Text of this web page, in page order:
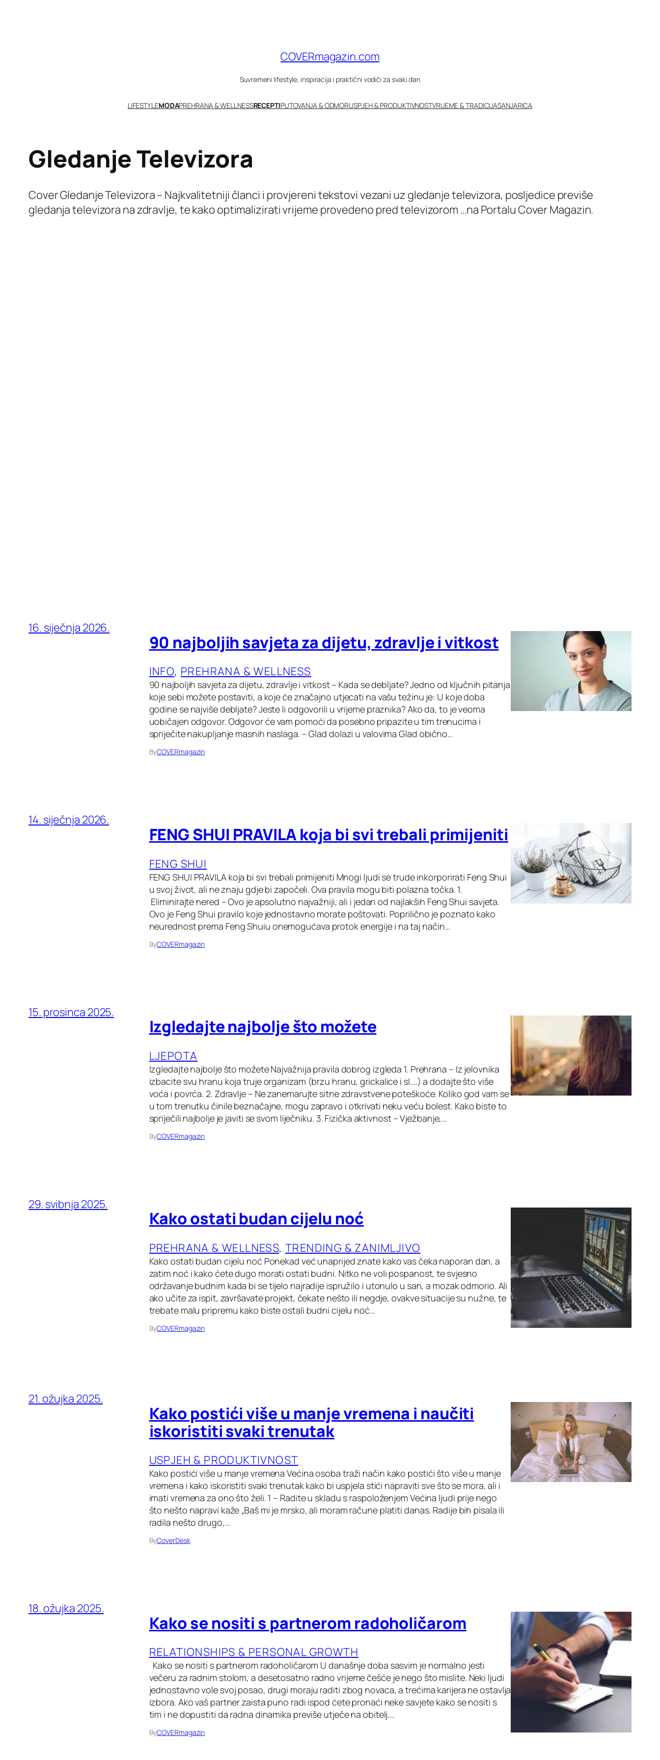
COVERmagazin.com
Suvremeni lifestyle, inspiracija i praktični vodiči za svaki dan
LIFESTYLEMODAPREHRANA & WELLNESSRECEPTIPUTOVANJA & ODMORUSPJEH & PRODUKTIVNOSTVRIJEME & TRADICIJASANJARICA
Gledanje Televizora
Cover Gledanje Televizora – Najkvalitetniji članci i provjereni tekstovi vezani uz gledanje televizora, posljedice previše
gledanja televizora na zdravlje, te kako optimalizirati vrijeme provedeno pred televizorom …na Portalu Cover Magazin.
16. siječnja 2026.
90 najboljih savjeta za dijetu, zdravlje i vitkost
INFO, PREHRANA & WELLNESS
90 najboljih savjeta za dijetu, zdravlje i vitkost – Kada se debljate? Jedno od ključnih pitanja
koje sebi možete postaviti, a koje će značajno utjecati na vašu težinu je: U koje doba
godine se najviše debljate? Jeste li odgovorili u vrijeme praznika? Ako da, to je veoma
uobičajen odgovor. Odgovor će vam pomoći da posebno pripazite u tim trenucima i
spriječite nakupljanje masnih naslaga. – Glad dolazi u valovima Glad obično…
ByCOVERmagazin
14. siječnja 2026.
FENG SHUI PRAVILA koja bi svi trebali primijeniti
FENG SHUI
FENG SHUI PRAVILA koja bi svi trebali primijeniti Mnogi ljudi se trude inkorporirati Feng Shui
u svoj život, ali ne znaju gdje bi započeli. Ova pravila mogu biti polazna točka. 1.
Eliminirajte nered – Ovo je apsolutno najvažniji, ali i jedan od najlakših Feng Shui savjeta.
Ovo je Feng Shui pravilo koje jednostavno morate poštovati. Poprilično je poznato kako
neurednost prema Feng Shuiu onemogućava protok energije i na taj način…
ByCOVERmagazin
15. prosinca 2025.
Izgledajte najbolje što možete
LJEPOTA
Izgledajte najbolje što možete Najvažnija pravila dobrog izgleda 1. Prehrana – Iz jelovnika
izbacite svu hranu koja truje organizam (brzu hranu, grickalice i sl.…) a dodajte što više
voća i povrća. 2. Zdravlje – Ne zanemarujte sitne zdravstvene poteškoće. Koliko god vam se
u tom trenutku činile beznačajne, mogu zapravo i otkrivati neku veću bolest. Kako biste to
spriječili najbolje je javiti se svom liječniku. 3. Fizička aktivnost – Vježbanje,…
ByCOVERmagazin
29. svibnja 2025.
Kako ostati budan cijelu noć
PREHRANA & WELLNESS, TRENDING & ZANIMLJIVO
Kako ostati budan cijelu noć Ponekad već unaprijed znate kako vas čeka naporan dan, a
zatim noć i kako ćete dugo morati ostati budni. Nitko ne voli pospanost, te svjesno
održavanje budnim kada bi se tijelo najradije ispružilo i utonulo u san, a mozak odmorio. Ali
ako učite za ispit, završavate projekt, čekate nešto ili negdje, ovakve situacije su nužne, te
trebate malu pripremu kako biste ostali budni cijelu noć…
ByCOVERmagazin
21. ožujka 2025.
Kako postići više u manje vremena i naučiti
iskoristiti svaki trenutak
USPJEH & PRODUKTIVNOST
Kako postići više u manje vremena Većina osoba traži način kako postići što više u manje
vremena i kako iskoristiti svaki trenutak kako bi uspjela stići napraviti sve što se mora, ali i
imati vremena za ono što želi. 1 – Radite u skladu s raspoloženjem Većina ljudi prije nego
što nešto napravi kaže „Baš mi je mrsko, ali moram račune platiti danas. Radije bih pisala ili
radila nešto drugo,…
ByCoverDesk
18. ožujka 2025.
Kako se nositi s partnerom radoholičarom
RELATIONSHIPS & PERSONAL GROWTH
Kako se nositi s partnerom radoholičarom U današnje doba sasvim je normalno jesti
večeru za radnim stolom, a desetosatno radno vrijeme češće je nego što mislite. Neki ljudi
jednostavno vole svoj posao, drugi moraju raditi zbog novaca, a trećima karijera ne ostavlja
izbora. Ako vaš partner zaista puno radi ispod ćete pronaći neke savjete kako se nositi s
tim i ne dopustiti da radna dinamika previše utječe na obitelj.…
ByCOVERmagazin